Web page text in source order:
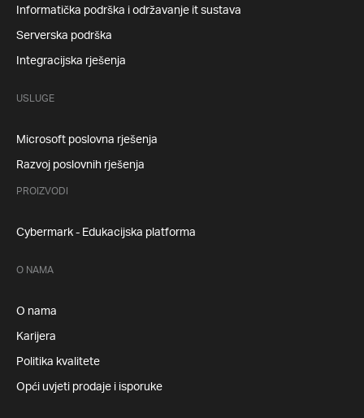
Informatička podrška i održavanje it sustava
Serverska podrška
Integracijska rješenja
USLUGE
Microsoft poslovna rješenja
Razvoj poslovnih rješenja
PROIZVODI
Cybermark - Edukacijska platforma
O NAMA
O nama
Karijera
Politika kvalitete
Opći uvjeti prodaje i isporuke